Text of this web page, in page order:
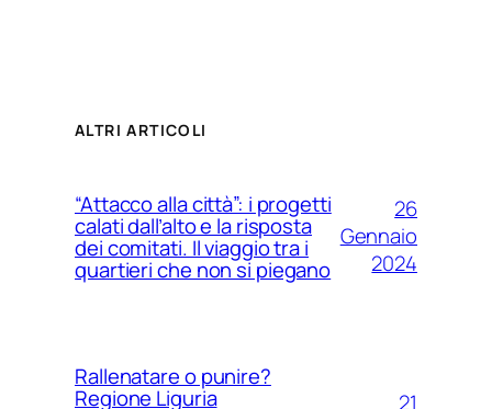
ALTRI ARTICOLI
“Attacco alla città”: i progetti
calati dall’alto e la risposta
dei comitati. Il viaggio tra i
quartieri che non si piegano
26
Gennaio
2024
Rallenatare o punire?
Regione Liguria 21